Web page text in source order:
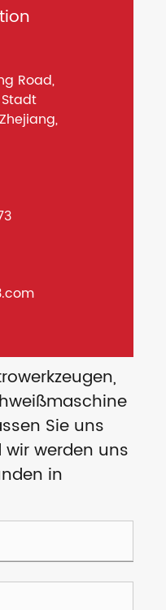
Road,
Sie uns
werden uns
in